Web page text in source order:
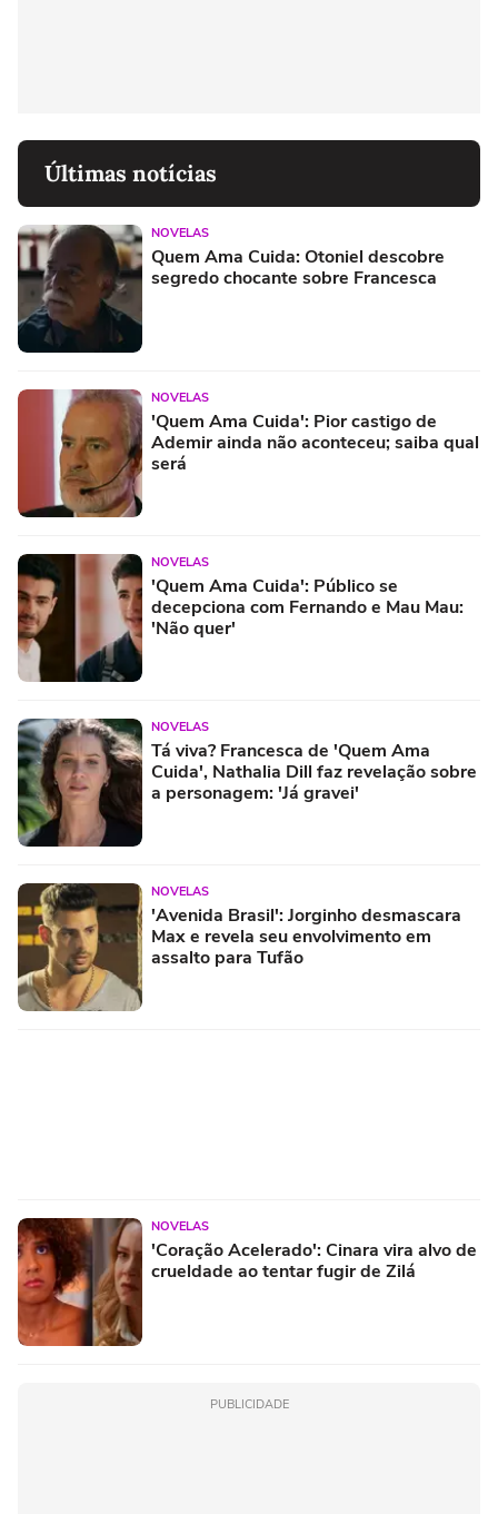
Últimas notícias
NOVELAS
Quem Ama Cuida: Otoniel descobre
segredo chocante sobre Francesca
NOVELAS
'Quem Ama Cuida': Pior castigo de
Ademir ainda não aconteceu; saiba qual
será
NOVELAS
'Quem Ama Cuida': Público se
decepciona com Fernando e Mau Mau:
'Não quer'
NOVELAS
Tá viva? Francesca de 'Quem Ama
Cuida', Nathalia Dill faz revelação sobre
a personagem: 'Já gravei'
NOVELAS
'Avenida Brasil': Jorginho desmascara
Max e revela seu envolvimento em
assalto para Tufão
NOVELAS
'Coração Acelerado': Cinara vira alvo de
crueldade ao tentar fugir de Zilá
PUBLICIDADE